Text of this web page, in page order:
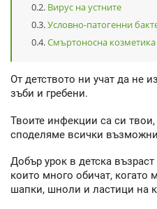
Вирус на устните
Условно-патогенни
Смъртоносна козметика
От детството ни учат да не
зъби и гребени.
Твоите инфекции са си
споделяме всички
Добър урок в детска
които много обичат, когато
шапки, шноли и ластици на